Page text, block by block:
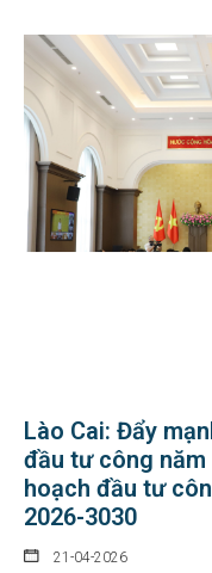
Lào Cai: Đẩy
đầu tư công
hoạch đầu tư
2026-3030
21-04-2026